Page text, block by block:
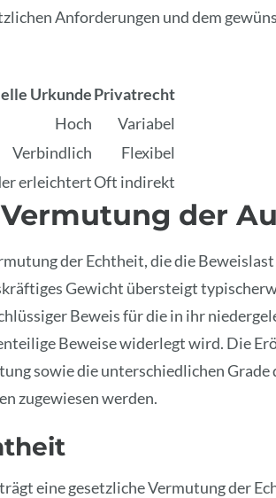
Anforderungen und dem
UrkundePrivatrecht
Hoch
Variabel
Verbindlich
Flexibel
erleichtertOft indirekt
der
der Echtheit, die die
Gewicht übersteigt
Beweis für die in ihr
Beweise widerlegt wird. Die
sowie die unterschiedlichen
zugewiesen werden.
eine gesetzliche Vermutung der